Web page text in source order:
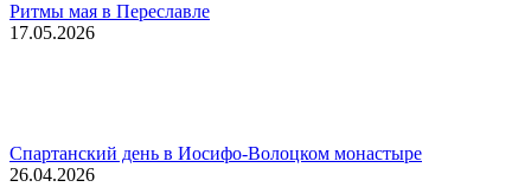
Ритмы мая в Переславле
17.05.2026
Спартанский день в Иосифо-Волоцком монастыре
26.04.2026